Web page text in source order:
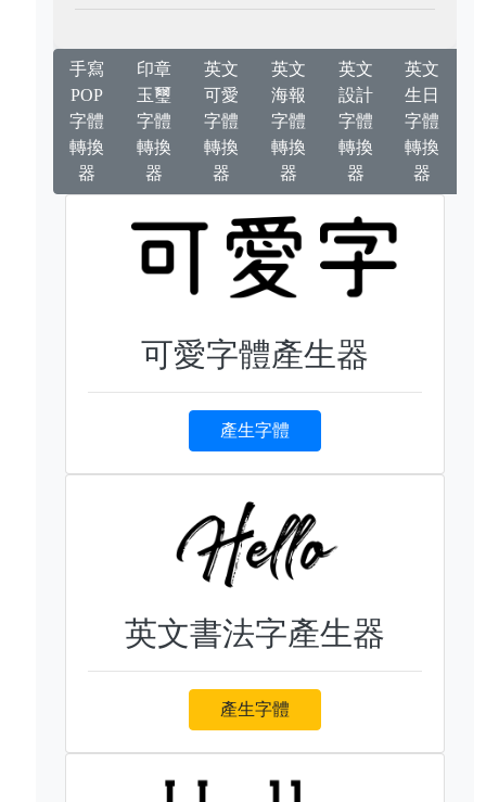
手寫
POP
字體
轉換
器
印章
玉璽
字體
轉換
器
英文
可愛
字體
轉換
器
英文
海報
字體
轉換
器
英文
設計
字體
轉換
器
英文
生日
字體
轉換
器
可愛字體產生器
產生字體
英文書法字產生器
產生字體